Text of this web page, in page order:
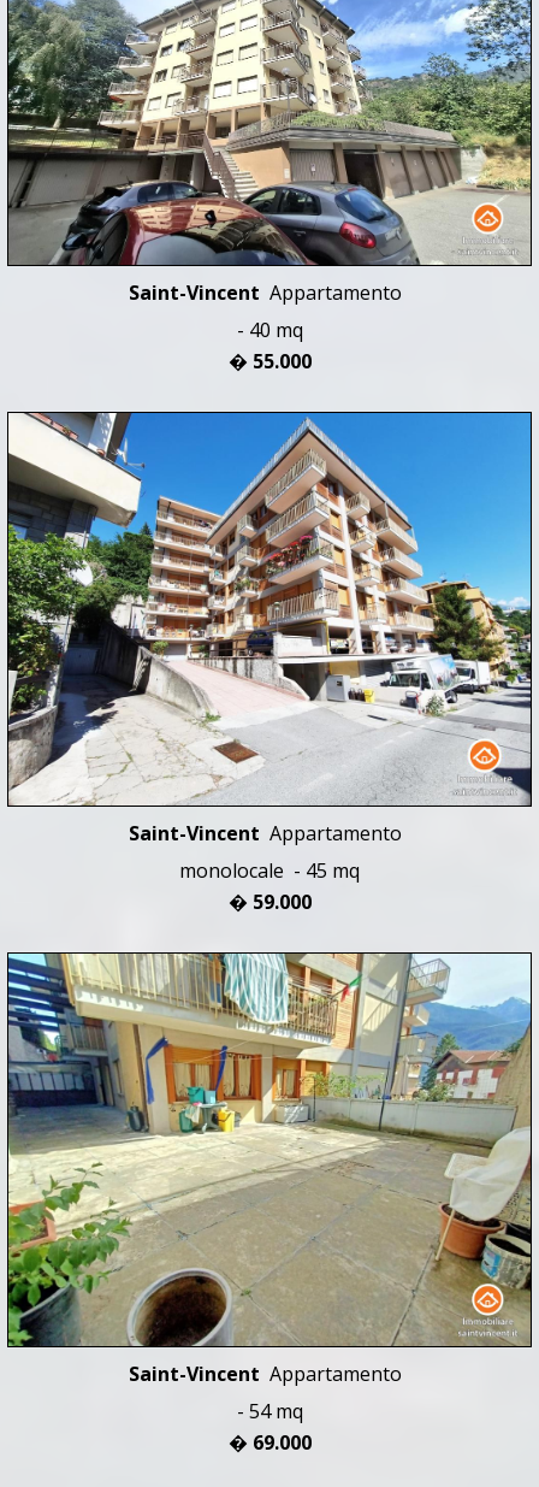
Saint-Vincent Appartamento
- 40 mq
� 55.000
Saint-Vincent Appartamento
monolocale - 45 mq
� 59.000
Saint-Vincent Appartamento
- 54 mq
� 69.000